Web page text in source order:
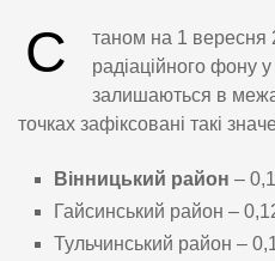
С
таном на 1 вересня
радіаційного фону у
залишаються в
точках зафіксовані такі
Вінницький район –
Гайсинський район –
Тульчинський район –